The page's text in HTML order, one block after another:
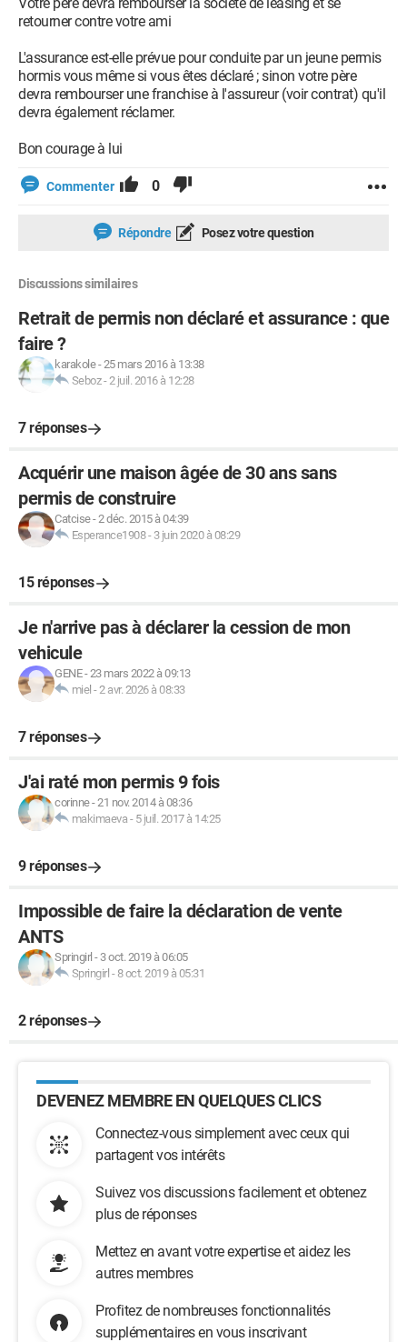
retourner contre votre ami
L'assurance est-elle prévue pour conduite par un jeune permis
hormis vous même si vous êtes déclaré ; sinon votre père
devra rembourser une franchise à l'assureur (voir contrat) qu'il
devra également réclamer.
Bon courage à lui
Commenter 0
Répondre Posez votre question
Discussions similaires
Retrait de permis non déclaré et assurance : que
faire ?
karakole-25 mars 2016 à 13:38
Seboz-2 juil. 2016 à 12:28
7 réponses
Acquérir une maison âgée de 30 ans sans
permis de construire
Catcise-2 déc. 2015 à 04:39
Esperance1908- 3 juin 2020 à 08:29
15 réponses
Je n'arrive pas à déclarer la cession de mon
vehicule
GENE-23 mars 2022 à 09:13
miel -2 avr. 2026 à 08:33
7 réponses
J'ai raté mon permis 9 fois
corinne-21 nov. 2014 à 08:36
makimaeva - 5 juil. 2017 à 14:25
9 réponses
Impossible de faire la déclaration de vente
ANTS
Springirl - 3 oct. 2019 à 06:05
Springirl - 8 oct. 2019 à 05:31
2 réponses
DEVENEZ MEMBRE EN QUELQUES CLICS
Connectez-vous simplement avec ceux qui
partagent vos intérêts
Suivez vos discussions facilement et obtenez
plus de réponses
Mettez en avant votre expertise et aidez les
autres membres
Profitez de nombreuses fonctionnalités
supplémentaires en vous inscrivant